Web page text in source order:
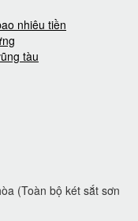
nhiêu tiền
tàu
(Toàn bộ két sắt sơn